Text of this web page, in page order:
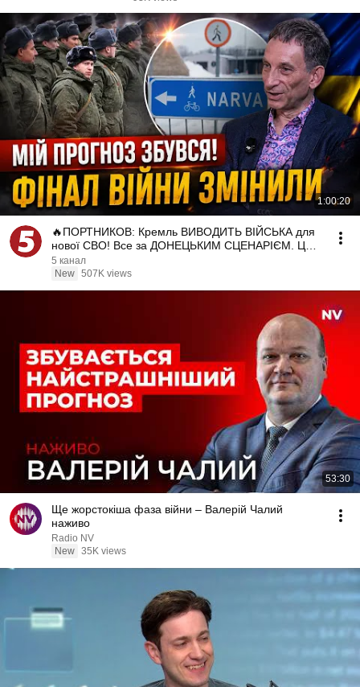
1:00:20
🔥ПОРТНИКОВ: Кремль ВИВОДИТЬ ВІЙСЬКА для
нової СВО! Все за ДОНЕЦЬКИМ СЦЕНАРІЄМ. Це
шанс для УКРАЇНИ
5 канал
New 507K views
53:30
Ще жорстокіша фаза війни – Валерій Чалий
наживо
Radio NV
New 35K views